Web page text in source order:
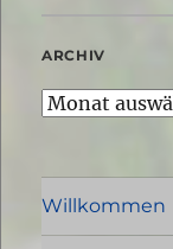
ARCHIV
Archiv
Willkommen